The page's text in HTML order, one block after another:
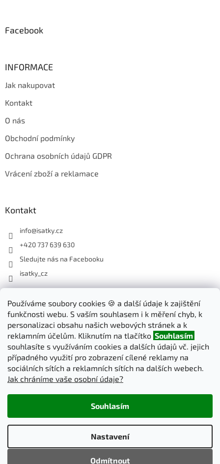
Používáme soubory cookies 🍪 a další údaje k zajištění
funkčnosti webu. S vaším souhlasem i k měření chyb, k
personalizaci obsahu našich webových stránek a k
reklamním účelům. Kliknutím na tlačítko Souhlasím
souhlasíte s využíváním cookies a dalších údajů vč. jejich
případného využití pro zobrazení cílené reklamy na
sociálních sítích a reklamních sítích na dalších webech.
Jak chráníme vaše osobní údaje?
Nastavení
Odmítnout
Souhlasím
Facebook
INFORMACE
Jak nakupovat
Kontakt
O nás
Obchodní podmínky
Ochrana osobních údajů GDPR
Vrácení zboží a reklamace
Kontakt
info@isatky.cz
+420 737 639 630
Sledujte nás na Facebooku
isatky_cz
Odebírat newsletter
Vložte svůj e-mail a my vám budeme zasílat informace o nových
produktech na našem e-shopu.
E-mail
PŘIHLÁSIT SE
nastavení cookies